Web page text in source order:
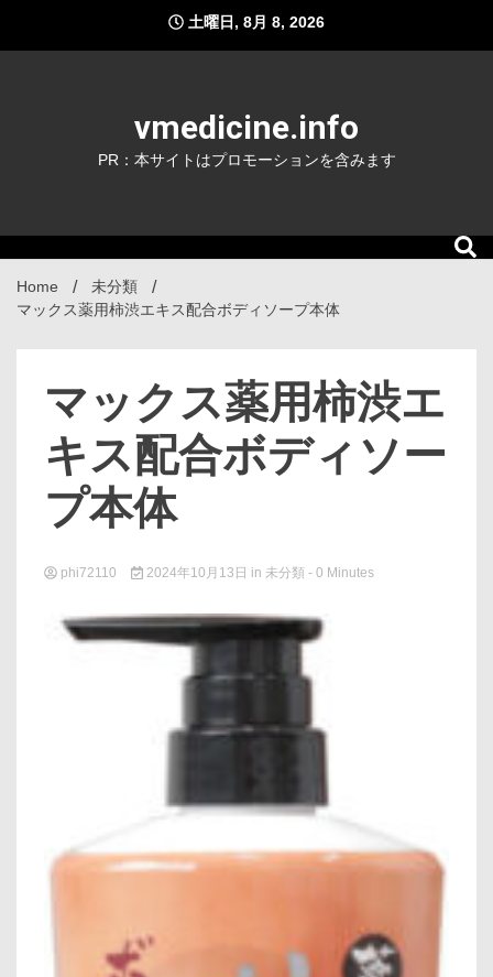
content
土曜日, 8月 8, 2026
vmedicine.info
PR：本サイトはプロモーションを含みます
Home
未分類
マックス薬用柿渋エキス配合ボディソープ本体
マックス薬用柿渋エ
キス配合ボディソー
プ本体
phi72110 2024年10月13日 in 未分類 - 0 Minutes